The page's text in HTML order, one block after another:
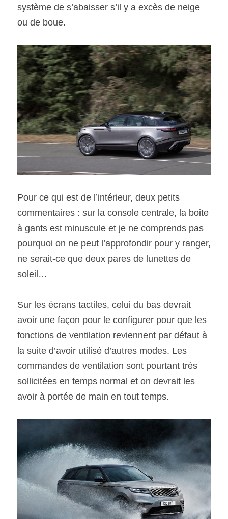
système de s’abaisser s’il y a excès de neige
ou de boue.
Pour ce qui est de l’intérieur, deux petits
commentaires : sur la console centrale, la boite
à gants est minuscule et je ne comprends pas
pourquoi on ne peut l’approfondir pour y ranger,
ne serait-ce que deux pares de lunettes de
soleil…
Sur les écrans tactiles, celui du bas devrait
avoir une façon pour le configurer pour que les
fonctions de ventilation reviennent par défaut à
la suite d’avoir utilisé d’autres modes. Les
commandes de ventilation sont pourtant très
sollicitées en temps normal et on devrait les
avoir à portée de main en tout temps.